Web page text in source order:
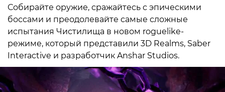
Собирайте оружие, сражайтесь с эпическими
боссами и преодолевайте самые сложные
испытания Чистилища в новом roguelike-
режиме, который представили 3D Realms, Saber
Interactive и разработчик Anshar Studios.